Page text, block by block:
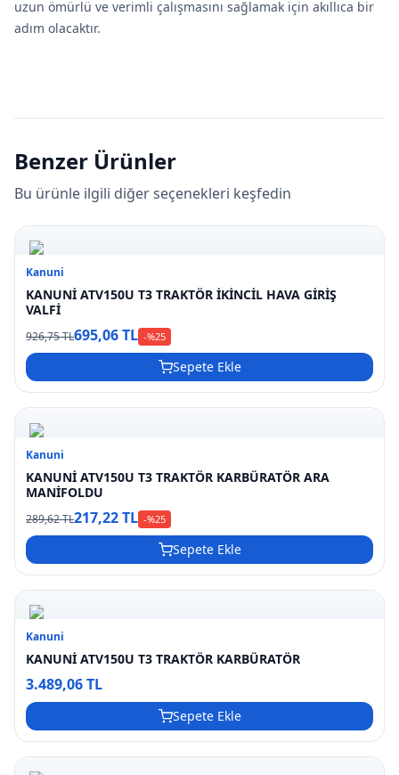
uzun ömürlü ve verimli çalışmasını sağlamak için akıllıca bir
adım olacaktır.
Benzer Ürünler
Bu ürünle ilgili diğer seçenekleri keşfedin
Kanuni
KANUNİ ATV150U T3 TRAKTÖR İKİNCİL HAVA GİRİŞ
VALFİ
926,75 TL695,06 TL -%25
Sepete Ekle
Kanuni
KANUNİ ATV150U T3 TRAKTÖR KARBÜRATÖR ARA
MANİFOLDU
289,62 TL217,22 TL -%25
Sepete Ekle
Kanuni
KANUNİ ATV150U T3 TRAKTÖR KARBÜRATÖR
3.489,06 TL
Sepete Ekle